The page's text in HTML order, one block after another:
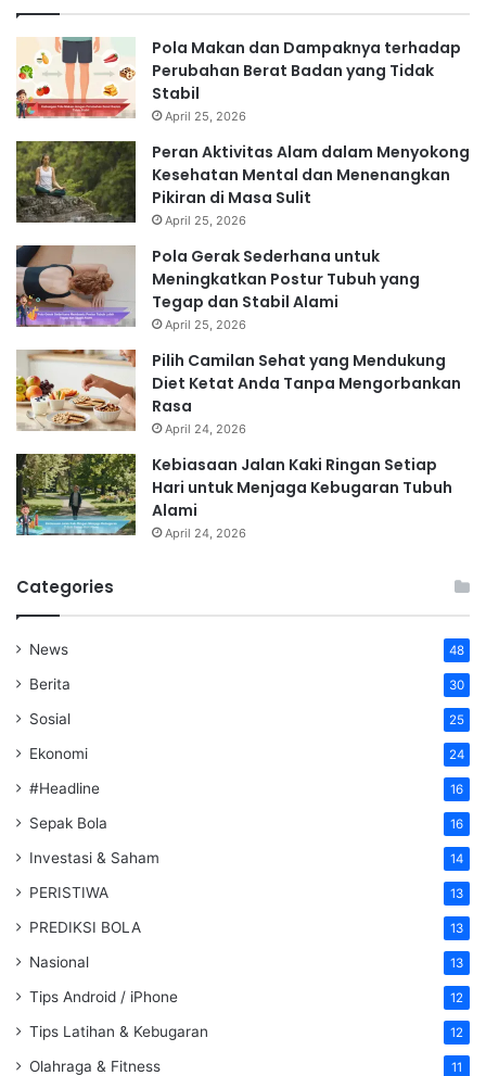
Pola Makan dan Dampaknya terhadap
Perubahan Berat Badan yang Tidak
Stabil
April 25, 2026
Peran Aktivitas Alam dalam Menyokong
Kesehatan Mental dan Menenangkan
Pikiran di Masa Sulit
April 25, 2026
Pola Gerak Sederhana untuk
Meningkatkan Postur Tubuh yang
Tegap dan Stabil Alami
April 25, 2026
Pilih Camilan Sehat yang Mendukung
Diet Ketat Anda Tanpa Mengorbankan
Rasa
April 24, 2026
Kebiasaan Jalan Kaki Ringan Setiap
Hari untuk Menjaga Kebugaran Tubuh
Alami
April 24, 2026
Categories
News 48
Berita 30
Sosial 25
Ekonomi 24
#Headline 16
Sepak Bola 16
Investasi & Saham 14
PERISTIWA 13
PREDIKSI BOLA 13
Nasional 13
Tips Android / iPhone 12
Tips Latihan & Kebugaran 12
Olahraga & Fitness 11